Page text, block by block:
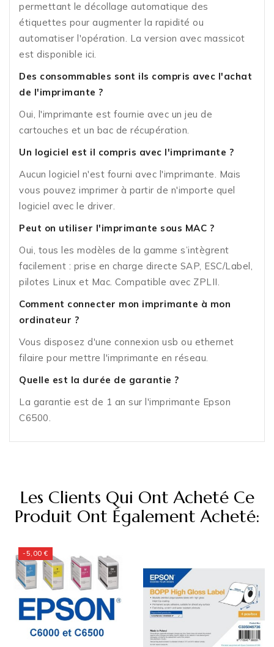
permettant le décollage automatique des
étiquettes pour augmenter la rapidité ou
automatiser l'opération. La version avec massicot
est disponible ici.
Des consommables sont ils compris avec l'achat
de l'imprimante ?
Oui, l'imprimante est fournie avec un jeu de
cartouches et un bac de récupération.
Un logiciel est il compris avec l'imprimante ?
Aucun logiciel n'est fourni avec l'imprimante. Mais
vous pouvez imprimer à partir de n'importe quel
logiciel avec le driver.
Peut on utiliser l'imprimante sous MAC ?
Oui, tous les modèles de la gamme s’intègrent
facilement : prise en charge directe SAP, ESC/Label,
pilotes Linux et Mac. Compatible avec ZPLII.
Comment connecter mon imprimante à mon
ordinateur ?
Vous disposez d'une connexion usb ou ethernet
filaire pour mettre l'imprimante en réseau.
Quelle est la durée de garantie ?
La garantie est de 1 an sur l'imprimante Epson
C6500.
Les Clients Qui Ont Acheté Ce
Produit Ont Également Acheté:
-5,00 €